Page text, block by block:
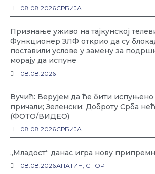
08.08.2026СРБИЈА
Признање уживо на тајкунској
Функционер ЗЛФ открио да су
поставили услове у замену за
морају да испуне
08.08.2026
Вучић: Верујем да ће бити испуњено
причали; Зеленски: Доброту Срба
(ФОТО/ВИДЕО)
08.08.2026СРБИЈА
„Младост“ данас игра нову
08.08.2026АПАТИН, СПОРТ